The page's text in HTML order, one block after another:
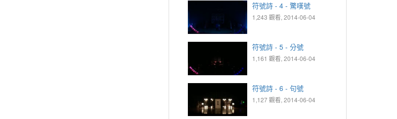
符號詩 - 4 - 驚嘆號
1,243 觀看, 2014-06-04
符號詩 - 5 - 分號
1,161 觀看, 2014-06-04
符號詩 - 6 - 句號
1,127 觀看, 2014-06-04